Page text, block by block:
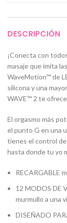
DESCRIPCIÓN
¡Conecta con
masaje que imita
WaveMotion™ de
silicona y una
WAVE™ 2 te
El orgasmo más
el punto G en una
tienes el control de
hasta donde tu yo
RECARGABLE
12 MODOS DE
murmullo a una
DISEÑADO